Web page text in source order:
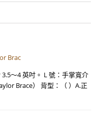
Brac
～4 英吋。 L 號：手掌寬介
Brace） 背型：（ ）A.正